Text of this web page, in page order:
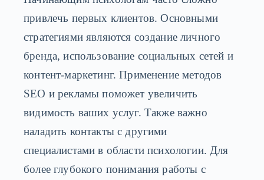
привлечь первых клиентов. Основными
стратегиями являются создание личного
бренда, использование социальных сетей и
контент-маркетинг. Применение методов
SEO и рекламы поможет увеличить
видимость ваших услуг. Также важно
наладить контакты с другими
специалистами в области психологии. Для
более глубокого понимания работы с